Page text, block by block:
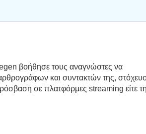
βοήθησε τους αναγνώστες να
και συντακτών της,
σε πλατφόρμες streaming είτε